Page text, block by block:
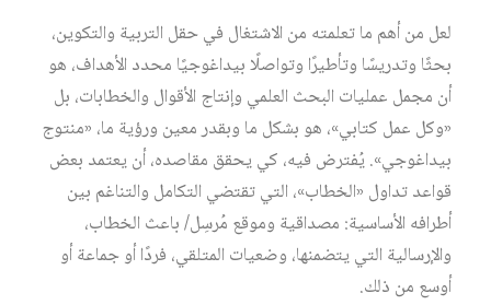
لعل من أهم ما تعلمته من الاشتغال في حقل التربية والتكوين،
بحثًا وتدريسًا وتأطيرًا وتواصلًا بيداغوجيًا محدد الأهداف، هو
أن مجمل عمليات البحث العلمي وإنتاج الأقوال والخطابات، بل
«وكل عمل كتابي»، هو بشكل ما وبقدر معين ورؤية ما، «منتوج
بيداغوجي». يُفترض فيه، كي يحقق مقاصده، أن يعتمد بعض
قواعد تداول «الخطاب»، التي تقتضي التكامل والتناغم بين
أطرافه الأساسية: مصداقية وموقع مُرسِل/ باعث الخطاب،
والإرسالية التي يتضمنها، وضعيات المتلقي، فردًا أو جماعة أو
أوسع من ذلك.